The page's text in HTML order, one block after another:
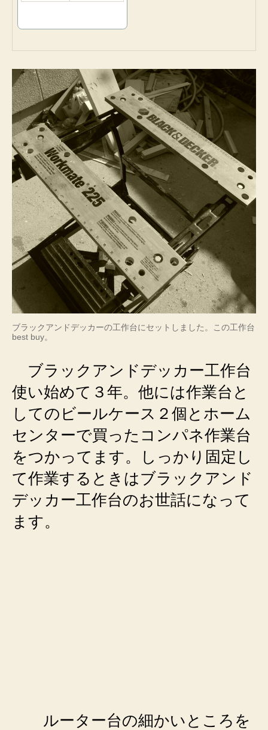
ブラックアンドデッカーの工作台にセットしました。この工作台
best buy。
ブラックアンドデッカー工作台
使い始めて３年。他には作業台と
してのビールケース２個とホーム
センターで買ったコンパネ作業台
をつかってます。しっかり固定し
て作業するときはブラックアンド
デッカー工作台のお世話になって
ます。
ルーター台の細かいところを